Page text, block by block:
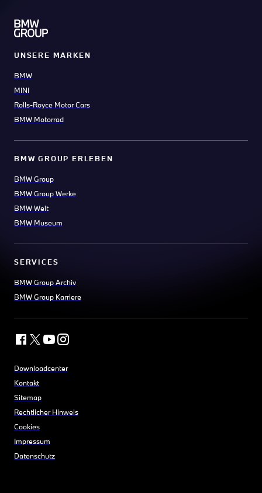
UNSERE MARKEN
BMW
MINI
Rolls-Royce Motor Cars
BMW Motorrad
BMW GROUP ERLEBEN
BMW Group
BMW Group Werke
BMW Welt
BMW Museum
SERVICES
BMW Group Archiv
BMW Group Karriere
Downloadcenter
Kontakt
Sitemap
Rechtlicher Hinweis
Cookies
Impressum
Datenschutz